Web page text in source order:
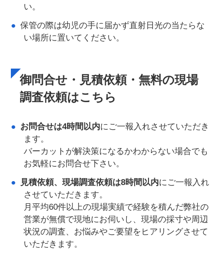
い。
保管の際は幼児の手に届かず直射日光の当たらな
い場所に置いてください。
御問合せ・見積依頼・無料の現場
調査依頼はこちら
お問合せは4時間以内にご一報入れさせていただき
ます。
バーカットが解決策になるかわからない場合でも
お気軽にお問合せ下さい。
見積依頼、現場調査依頼は8時間以内にご一報入れ
させていただきます。
月平均60件以上の現場実績で経験を積んだ弊社の
営業が無償で現地にお伺いし、現場の採寸や周辺
状況の調査、お悩みやご要望をヒアリングさせて
いただきます。